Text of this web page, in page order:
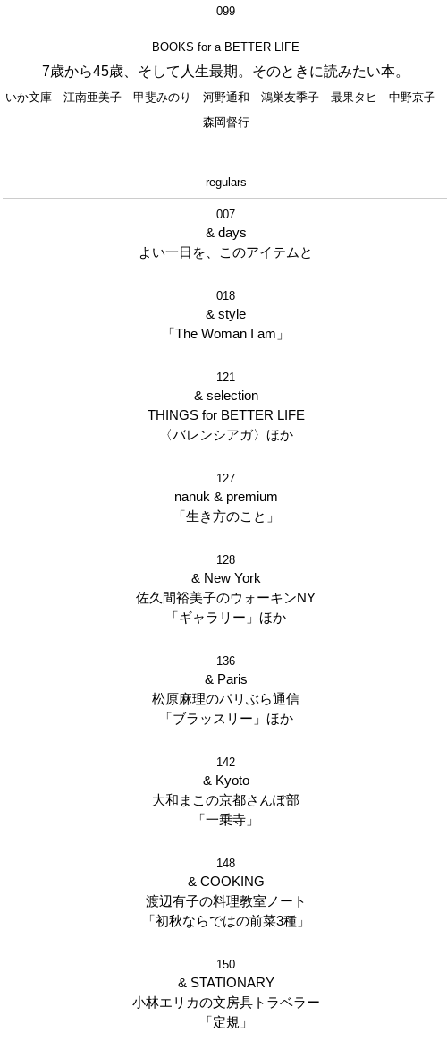
099
BOOKS for a BETTER LIFE
7歳から45歳、そして人生最期。そのときに読みたい本。
いか文庫 江南亜美子 甲斐みのり 河野通和 鴻巣友季子 最果タヒ 中野京子
森岡督行
regulars
007
& days
よい一日を、このアイテムと
018
& style
「The Woman I am」
121
& selection
THINGS for BETTER LIFE
〈バレンシアガ〉ほか
127
nanuk & premium
「生き方のこと」
128
& New York
佐久間裕美子のウォーキンNY
「ギャラリー」ほか
136
& Paris
松原麻理のパリぶら通信
「ブラッスリー」ほか
142
& Kyoto
大和まこの京都さんぽ部
「一乗寺」
148
& COOKING
渡辺有子の料理教室ノート
「初秋ならではの前菜3種」
150
& STATIONARY
小林エリカの文房具トラベラー
「定規」